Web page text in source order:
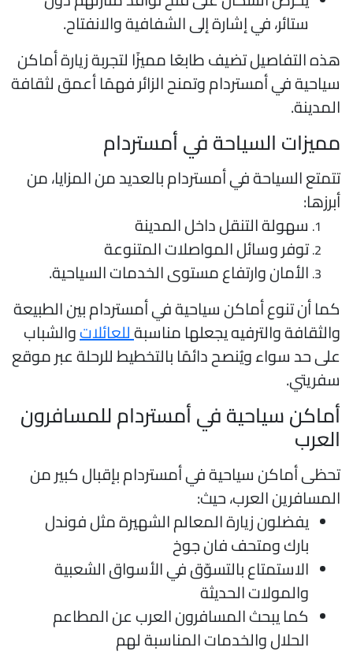
ستائر، في إشارة إلى الشفافية والانفتاح.
التفاصيل تضيف طابعًا مميزًا لتجربة زيارة أماكن
في أمستردام وتمنح الزائر فهمًا أعمق لثقافة
السياحة في أمستردام
السياحة في أمستردام بالعديد من المزايا، من
سهولة التنقل داخل المدينة
توفر وسائل المواصلات المتنوعة
الأمان وارتفاع مستوى الخدمات السياحية.
أن تنوع أماكن سياحية في أمستردام بين الطبيعة
والترفيه يجعلها مناسبةللعائلاتوالشباب
حد سواء ويُنصح دائمًا بالتخطيط للرحلة عبر موقع
سياحية في أمستردام للمسافرون
أماكن سياحية في أمستردام بإقبال كبير من
العرب، حيث:
يفضلون زيارة المعالم الشهيرة مثل فوندل
بارك ومتحف فان جوخ
الاستمتاع بالتسوّق في الأسواق الشعبية
والمولات الحديثة
كما يبحث المسافرون العرب عن المطاعم
الحلال والخدمات المناسبة لهم